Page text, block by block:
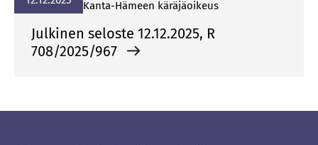
Kan­ta-Hä­meen kä­rä­jä­oi­keus
Julkinen seloste 12.12.2025, R
708/2025/967